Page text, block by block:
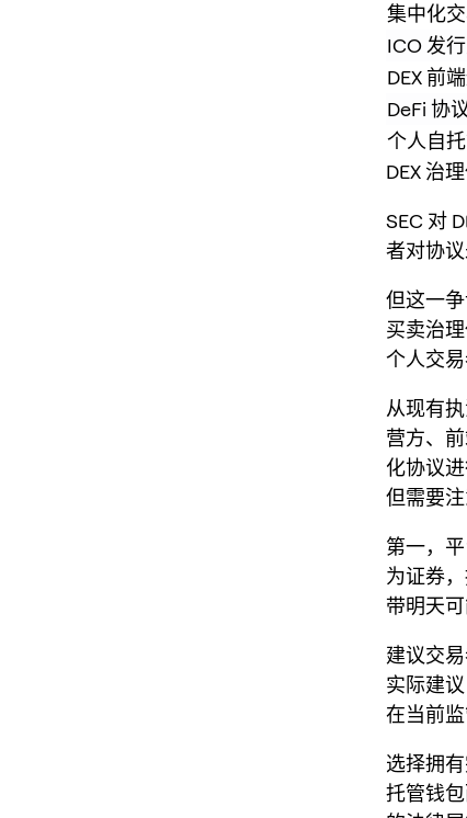
集中化
ICO 发
DEX 前
DeFi 协
个人自
DEX 治
SEC 对
者对协
但这一
买卖治
个人交
从现有
营方、
化协议
但需要注
第一，
为证券
带明天可
建议交
实际建
在当前
选择拥
托管钱